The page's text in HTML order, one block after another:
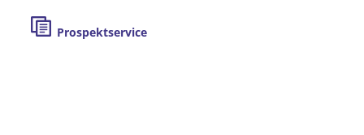
Prospektservice